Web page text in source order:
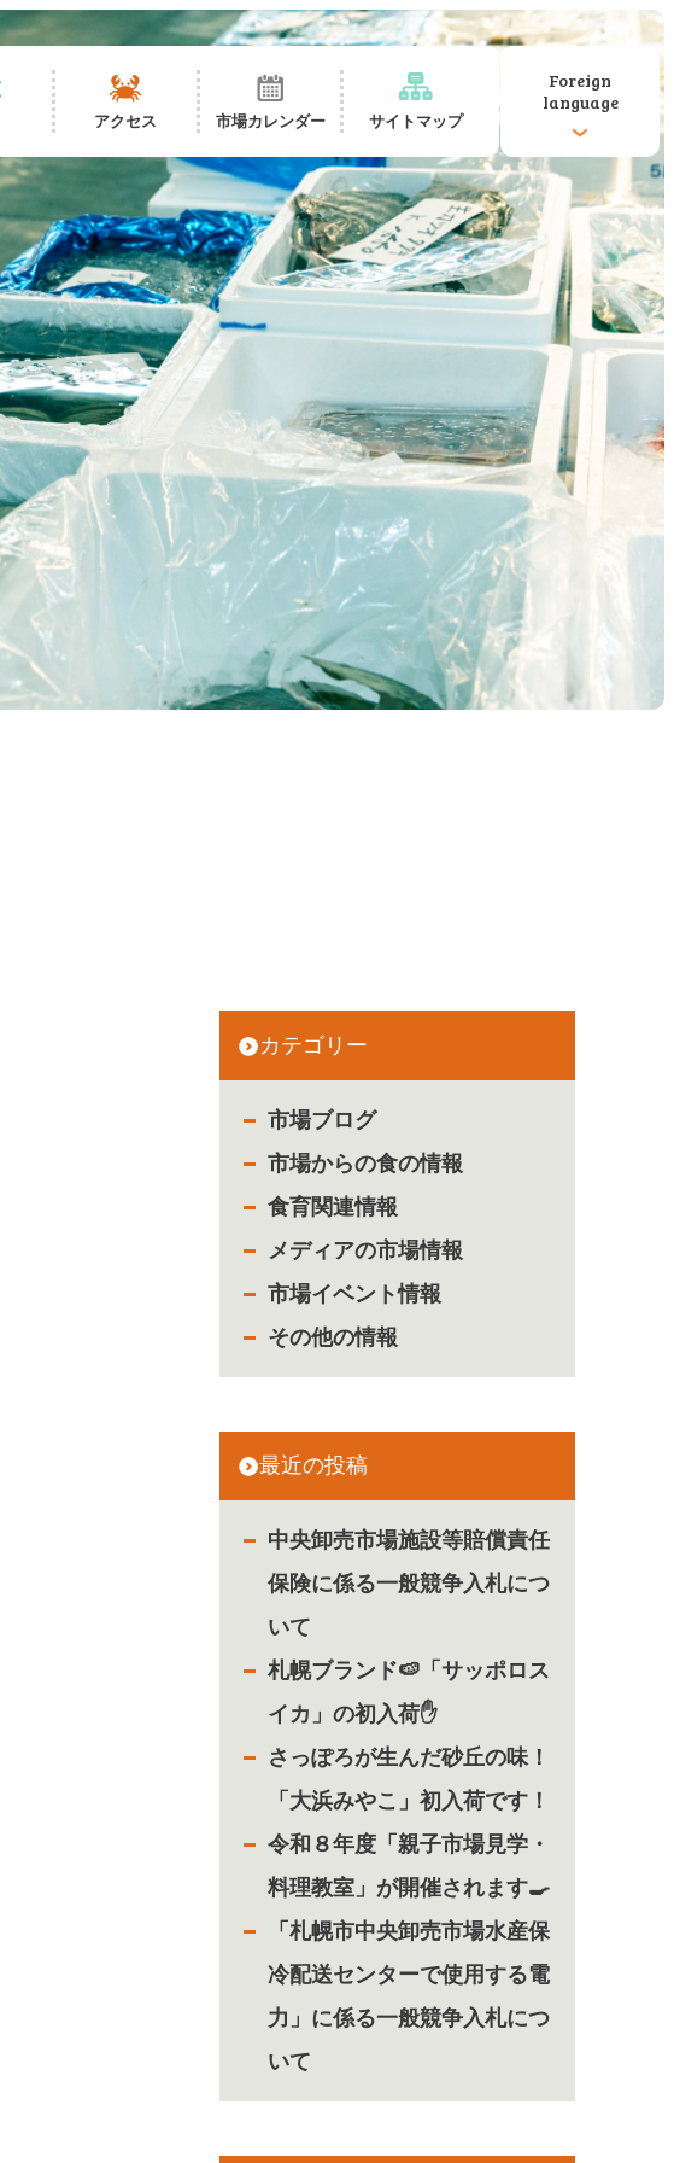
アクセス 市場カレンダー サイトマップ
Foreign
language
カテゴリー
市場ブログ
市場からの食の情報
食育関連情報
メディアの市場情報
市場イベント情報
その他の情報
最近の投稿
中央卸売市場施設等賠償責任
保険に係る一般競争入札につ
いて
札幌ブランド🍉「サッポロス
イカ」の初入荷✋
さっぽろが生んだ砂丘の味！
「大浜みやこ」初入荷です！
令和８年度「親子市場見学・
料理教室」が開催されます🍳
「札幌市中央卸売市場水産保
冷配送センターで使用する電
力」に係る一般競争入札につ
いて